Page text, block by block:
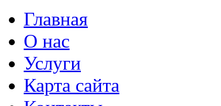
Главная
О нас
Услуги
Карта сайта